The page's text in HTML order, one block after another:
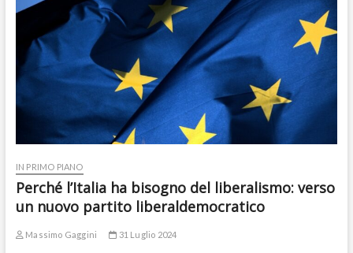
IN PRIMO PIANO
Perché l’Italia ha bisogno del liberalismo: verso
un nuovo partito liberaldemocratico
Massimo Gaggini 31 Luglio 2024